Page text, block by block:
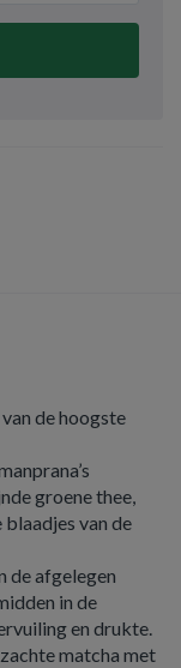
de hoogste
groene thee,
van de
de afgelegen
in de
en drukte.
matcha met